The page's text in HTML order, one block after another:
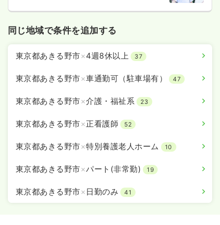
同じ地域で条件を追加する
東京都あきる野市×4週8休以上 37
東京都あきる野市×車通勤可（駐車場有） 47
東京都あきる野市×介護・福祉系 23
東京都あきる野市×正看護師 52
東京都あきる野市×特別養護老人ホーム 10
東京都あきる野市×パート(非常勤) 19
東京都あきる野市× 日勤のみ 41